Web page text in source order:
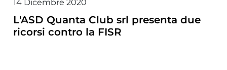
14 Dicembre 2020
L'ASD Quanta Club srl presenta due
ricorsi contro la FISR